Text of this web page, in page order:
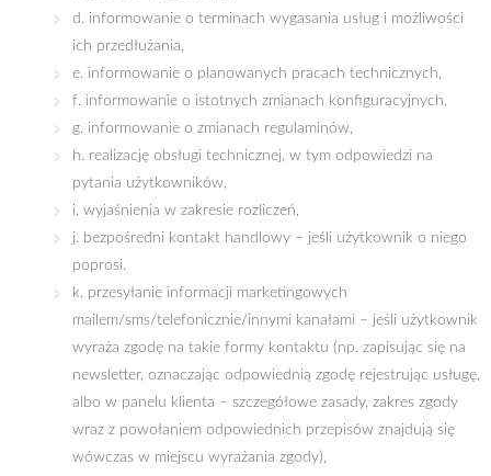
d. informowanie o terminach wygasania usług i możliwości
ich przedłużania,
e. informowanie o planowanych pracach technicznych,
f. informowanie o istotnych zmianach konfiguracyjnych,
g. informowanie o zmianach regulaminów,
h. realizację obsługi technicznej, w tym odpowiedzi na
pytania użytkowników,
i. wyjaśnienia w zakresie rozliczeń,
j. bezpośredni kontakt handlowy – jeśli użytkownik o niego
poprosi.
k. przesyłanie informacji marketingowych
mailem/sms/telefonicznie/innymi kanałami – jeśli użytkownik
wyraża zgodę na takie formy kontaktu (np. zapisując się na
newsletter, oznaczając odpowiednią zgodę rejestrując usługę,
albo w panelu klienta – szczegółowe zasady, zakres zgody
wraz z powołaniem odpowiednich przepisów znajdują się
wówczas w miejscu wyrażania zgody),